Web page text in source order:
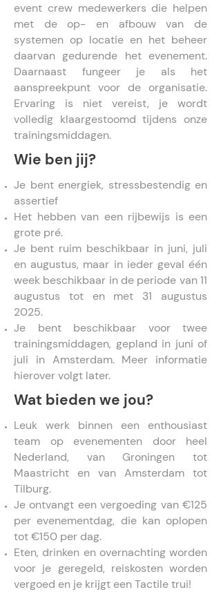
event crew medewerkers die helpen
met de op- en afbouw van de
systemen op locatie en het beheer
daarvan gedurende het evenement.
Daarnaast fungeer je als het
aanspreekpunt voor de organisatie.
Ervaring is niet vereist, je wordt
volledig klaargestoomd tijdens onze
trainingsmiddagen.
Wie ben jij?
Je bent energiek, stressbestendig en
assertief
Het hebben van een rijbewijs is een
grote pré.
Je bent ruim beschikbaar in juni, juli
en augustus, maar in ieder geval één
week beschikbaar in de periode van 11
augustus tot en met 31 augustus
2025.
Je bent beschikbaar voor twee
trainingsmiddagen, gepland in juni of
juli in Amsterdam. Meer informatie
hierover volgt later.
Wat bieden we jou?
Leuk werk binnen een enthousiast
team op evenementen door heel
Nederland, van Groningen tot
Maastricht en van Amsterdam tot
Tilburg.
Je ontvangt een vergoeding van €125
per evenementdag, die kan oplopen
tot €150 per dag.
Eten, drinken en overnachting worden
voor je geregeld, reiskosten worden
vergoed en je krijgt een Tactile trui!